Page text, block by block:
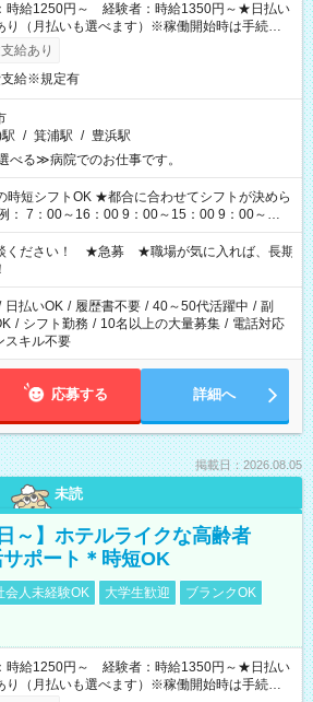
時給1250円～ 経験者：時給1350円～★日払い
り（月払いも選べます）※稼働開始時は手続き完
いとなります。
給あり
支給※規定有
/ 箕浦駅 / 豊浜駅
べる≫病院でのお仕事です。
合に合わせてシフトが決めら
： 7：00～16：00 9：00～15：00 9：00～
ワークの場合、他のお仕事と
超の就業はご案内できません ※法令に基づき、
務は社会保険への加入対象となります ※労働者
派遣の原則禁止）により、短時間・短期間の就
しい場合があります
ください！ ★急募 ★職場が気に入れば、長期
日払いOK / 履歴書不要 / 40～50代活躍中 / 副
/ シフト勤務 / 10名以上の大量募集 / 電話対応
スキル不要
応募する 詳細へ
掲載日：2026.08.05
未読
～】ホテルライクな高齢者
ポート＊時短OK
会人未経験OK 大学生歓迎
ブランクOK
時給1250円～ 経験者：時給1350円～★日払い
り（月払いも選べます）※稼働開始時は手続き完